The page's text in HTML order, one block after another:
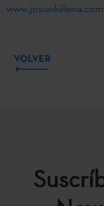
www.josuokiñena.com
VOLVER